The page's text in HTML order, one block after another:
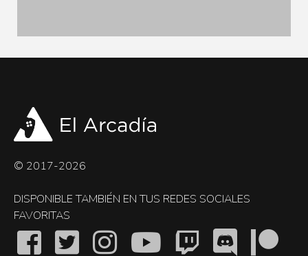
© 2017-2026
DISPONIBLE TAMBIÉN EN TUS REDES SOCIALES
FAVORITAS